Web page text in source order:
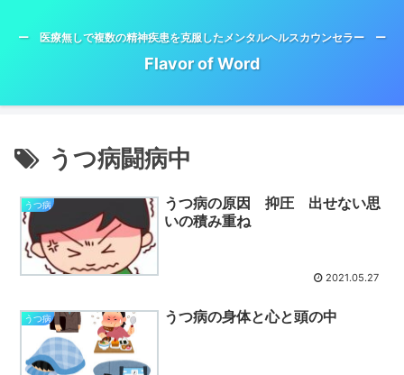
ー 医療無しで複数の精神疾患を克服したメンタルヘルスカウンセラー ー
Flavor of Word
うつ病闘病中
うつ病
うつ病の原因 抑圧 出せない思
いの積み重ね
2021.05.27
うつ病 うつ病の身体と心と頭の中